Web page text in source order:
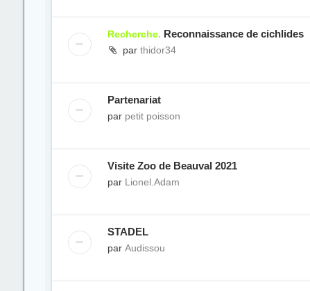
Recherche. Reconnaissance de cichlides
par thidor34
Partenariat
par petit poisson
Visite Zoo de Beauval 2021
par Lionel.Adam
STADEL
par Audissou